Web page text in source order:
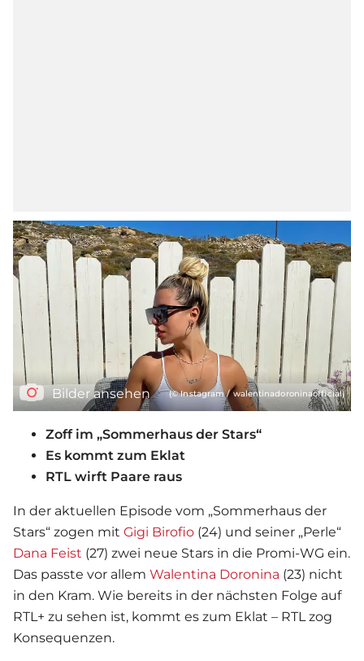
Bilder ansehen (© Instagram / walentinadoroninaofficial)
Zoff im „Sommerhaus der Stars“
Es kommt zum Eklat
RTL wirft Paare raus
In der aktuellen Episode vom „Sommerhaus der
Stars“ zogen mit Gigi Birofio (24) und seiner „Perle“
Dana Feist (27) zwei neue Stars in die Promi-WG ein.
Das passte vor allem Walentina Doronina (23) nicht
in den Kram. Wie bereits in der nächsten Folge auf
RTL+ zu sehen ist, kommt es zum Eklat – RTL zog
Konsequenzen.